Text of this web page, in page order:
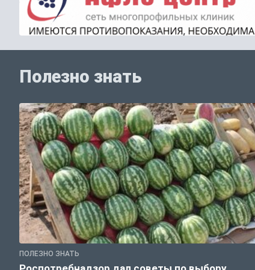
Полезно знать
ПОЛЕЗНО ЗНАТЬ